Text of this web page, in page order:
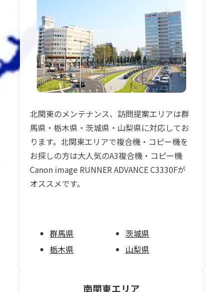
北関東のメンテナンス、訪問提案エリアは群
馬県・栃木県・茨城県・山梨県に対応してお
ります。北関東エリアで複合機・コピー機を
お探しの方は大人気のA3複合機・コピー機
Canon image RUNNER ADVANCE C3330Fが
オススメです。
群馬県
栃木県
茨城県
山梨県
南関東エリア